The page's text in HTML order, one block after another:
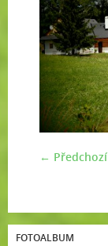
← Předchozí
FOTOALBUM